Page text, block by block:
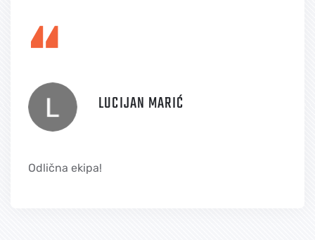
“ LUCIJAN MARIĆ
Odlična ekipa!